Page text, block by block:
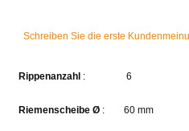
Schreiben Sie die erste
Rippenanzahl : 6
Riemenscheibe Ø: 60 mm